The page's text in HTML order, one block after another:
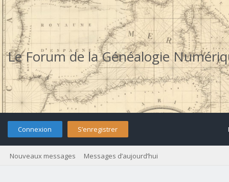
Le Forum de la Généalogie
Connexion S’enregistrer
Nouveaux messages Messages d’aujourd’hui